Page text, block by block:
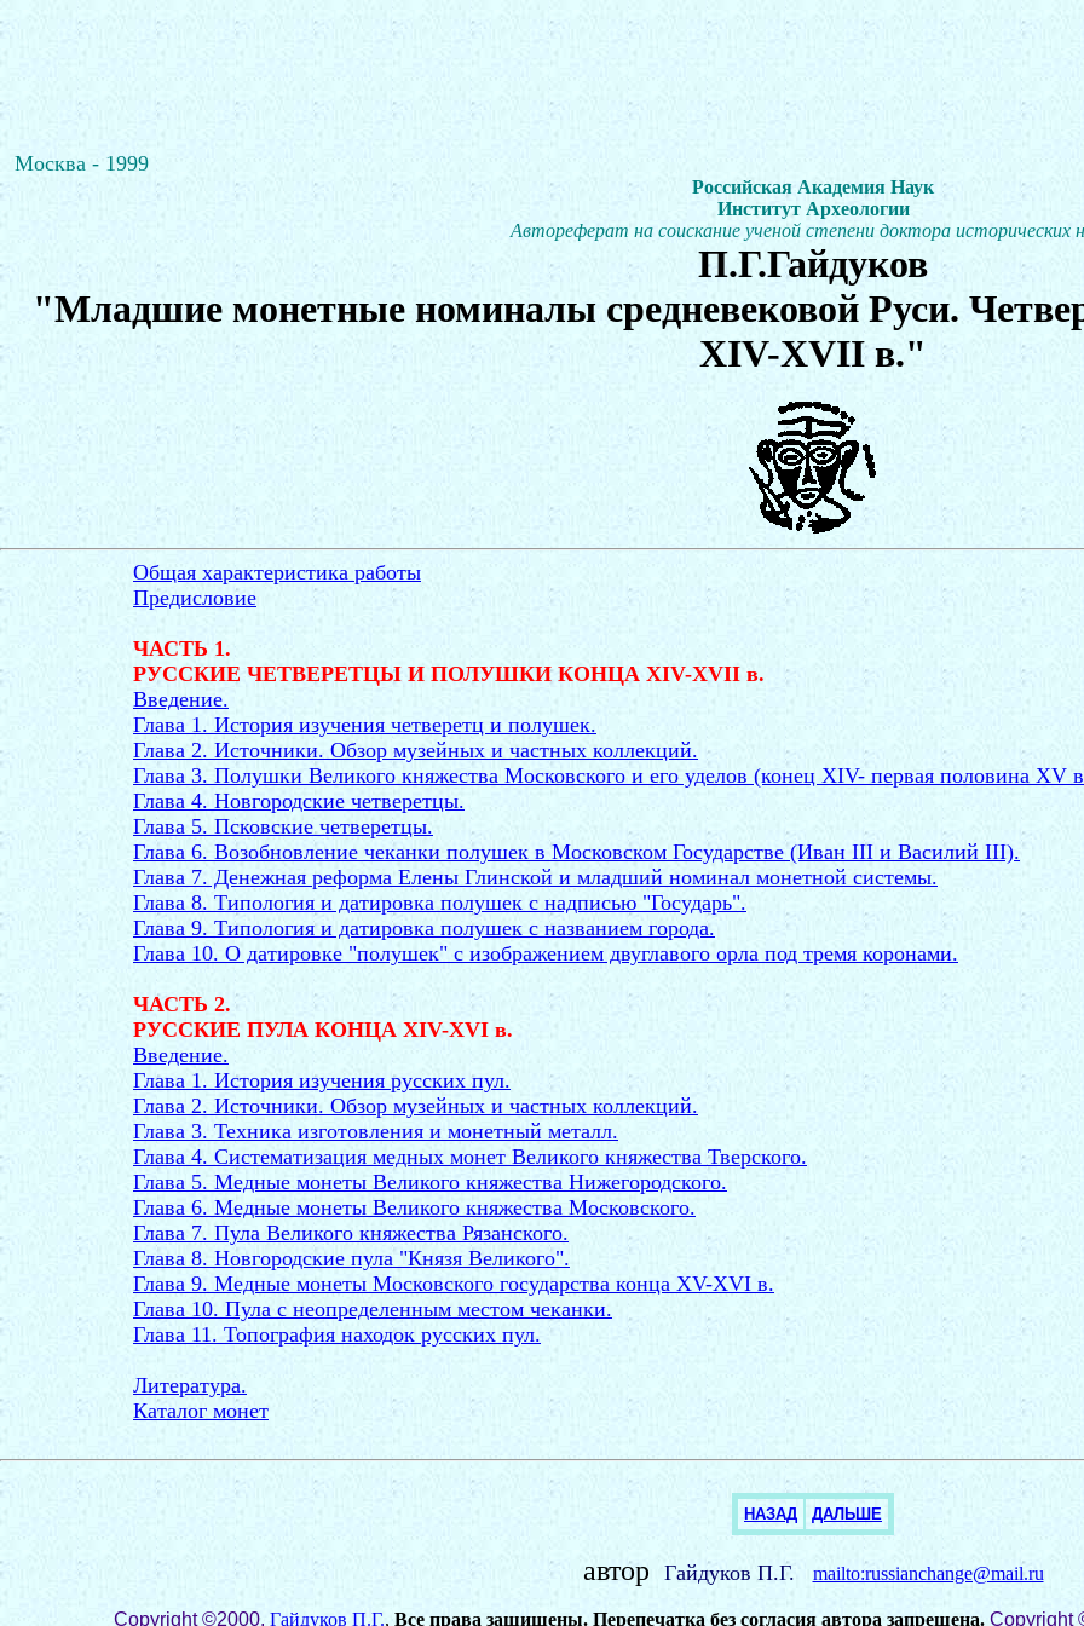
Москва - 1999
Российская Академия Наук
Институт Археологии
Автореферат на соискание ученой степени доктора исторических
П.Г.Гайдуков
"Младшие монетные номиналы средневековой Руси.
XIV-XVII в."
Общая характеристика работы
Предисловие
ЧАСТЬ 1.
РУССКИЕ ЧЕТВЕРЕТЦЫ И ПОЛУШКИ КОНЦА XIV-XVII в.
Введение.
Глава 1. История изучения четверетц и полушек.
Глава 2. Источники. Обзор музейных и частных коллекций.
Глава 3. Полушки Великого княжества Московского и его уделов (конец XIV- первая половина XV
Глава 4. Новгородские четверетцы.
Глава 5. Псковские четверетцы.
Глава 6. Возобновление чеканки полушек в Московском Государстве (Иван III и Василий III).
Глава 7. Денежная реформа Елены Глинской и младший номинал монетной системы.
Глава 8. Типология и датировка полушек с надписью "Государь".
Глава 9. Типология и датировка полушек с названием города.
Глава 10. О датировке "полушек" с изображением двуглавого орла под тремя коронами.
ЧАСТЬ 2.
РУССКИЕ ПУЛА КОНЦА XIV-XVI в.
Введение.
Глава 1. История изучения русских пул.
Глава 2. Источники. Обзор музейных и частных коллекций.
Глава 3. Техника изготовления и монетный металл.
Глава 4. Систематизация медных монет Великого княжества Тверского.
Глава 5. Медные монеты Великого княжества Нижегородского.
Глава 6. Медные монеты Великого княжества Московского.
Глава 7. Пула Великого княжества Рязанского.
Глава 8. Новгородские пула "Князя Великого".
Глава 9. Медные монеты Московского государства конца XV-XVI в.
Глава 10. Пула с неопределенным местом чеканки.
Глава 11. Топография находок русских пул.
Литература.
Каталог монет
НАЗАД ДАЛЬШЕ
автор Гайдуков П.Г. mailto:russianchange@mail.ru
Copyright ©2000, Гайдуков П.Г., Все права защищены. Перепечатка без согласия автора запрещена. Copyright